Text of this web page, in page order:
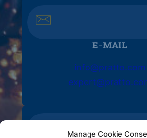
Manage Cookie
E-MAIL
info@pratto.com